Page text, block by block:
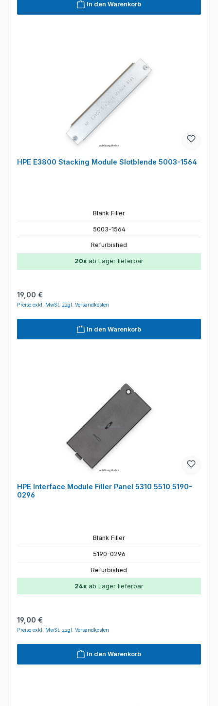
In den Warenkorb
HPE E3800 Stacking Module Slotblende 5003-1564
Blank Filler
5003-1564
Refurbished
20x ab Lager lieferbar
Regulärer Preis:
19,00 €
Preise exkl. MwSt. zzgl. Versandkosten
In den Warenkorb
HPE Interface Module Filler Panel 5310 5510 5190-
0296
Blank Filler
5190-0296
Refurbished
24x ab Lager lieferbar
Regulärer Preis:
19,00 €
Preise exkl. MwSt. zzgl. Versandkosten
In den Warenkorb